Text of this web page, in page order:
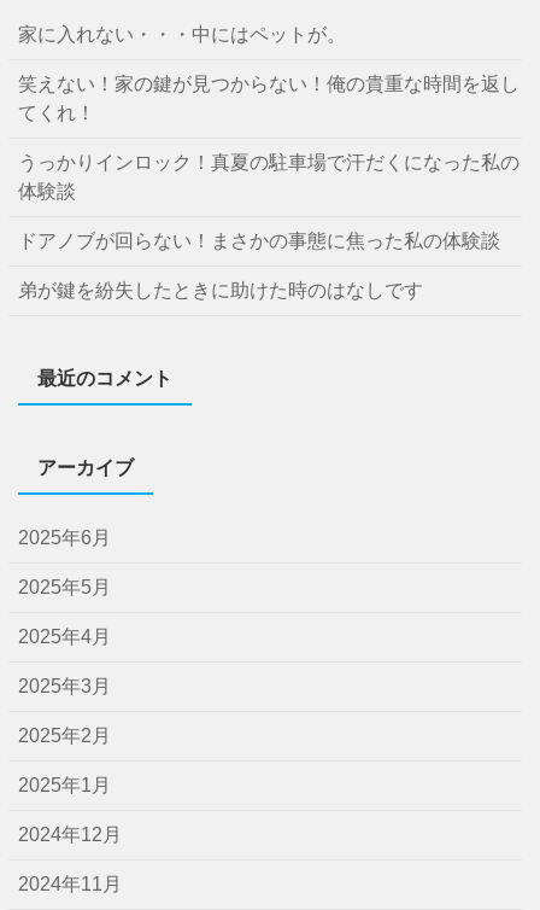
家に入れない・・・中にはペットが。
笑えない！家の鍵が見つからない！俺の貴重な時間を返し
てくれ！
うっかりインロック！真夏の駐車場で汗だくになった私の
体験談
ドアノブが回らない！まさかの事態に焦った私の体験談
弟が鍵を紛失したときに助けた時のはなしです
最近のコメント
アーカイブ
2025年6月
2025年5月
2025年4月
2025年3月
2025年2月
2025年1月
2024年12月
2024年11月